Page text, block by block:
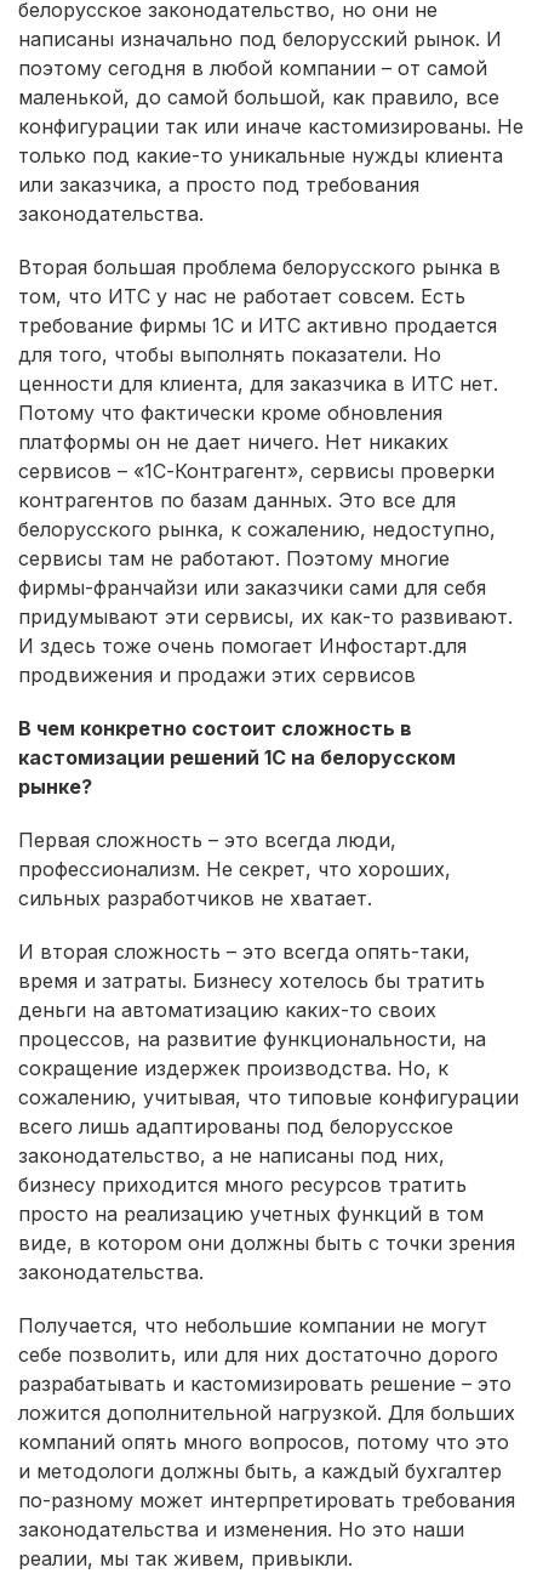
белорусское законодательство, но они не
написаны изначально под белорусский рынок. И
поэтому сегодня в любой компании – от самой
маленькой, до самой большой, как правило, все
конфигурации так или иначе кастомизированы. Не
только под какие-то уникальные нужды клиента
или заказчика, а просто под требования
законодательства.
Вторая большая проблема белорусского рынка в
том, что ИТС у нас не работает совсем. Есть
требование фирмы 1С и ИТС активно продается
для того, чтобы выполнять показатели. Но
ценности для клиента, для заказчика в ИТС нет.
Потому что фактически кроме обновления
платформы он не дает ничего. Нет никаких
сервисов – «1С-Контрагент», сервисы проверки
контрагентов по базам данных. Это все для
белорусского рынка, к сожалению, недоступно,
сервисы там не работают. Поэтому многие
фирмы-франчайзи или заказчики сами для себя
придумывают эти сервисы, их как-то развивают.
И здесь тоже очень помогает Инфостарт.для
продвижения и продажи этих сервисов
В чем конкретно состоит сложность в
кастомизации решений 1С на белорусском
рынке?
Первая сложность – это всегда люди,
профессионализм. Не секрет, что хороших,
сильных разработчиков не хватает.
И вторая сложность – это всегда опять-таки,
время и затраты. Бизнесу хотелось бы тратить
деньги на автоматизацию каких-то своих
процессов, на развитие функциональности, на
сокращение издержек производства. Но, к
сожалению, учитывая, что типовые конфигурации
всего лишь адаптированы под белорусское
законодательство, а не написаны под них,
бизнесу приходится много ресурсов тратить
просто на реализацию учетных функций в том
виде, в котором они должны быть с точки зрения
законодательства.
Получается, что небольшие компании не могут
себе позволить, или для них достаточно дорого
разрабатывать и кастомизировать решение – это
ложится дополнительной нагрузкой. Для больших
компаний опять много вопросов, потому что это
и методологи должны быть, а каждый бухгалтер
по-разному может интерпретировать требования
законодательства и изменения. Но это наши
реалии, мы так живем, привыкли.